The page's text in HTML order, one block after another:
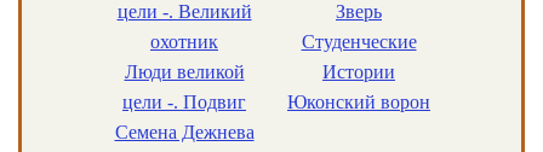
цели -. Великий
охотник
Люди великой
цели -. Подвиг
Семена Дежнева
Зверь
Студенческие
Истории
Юконский ворон